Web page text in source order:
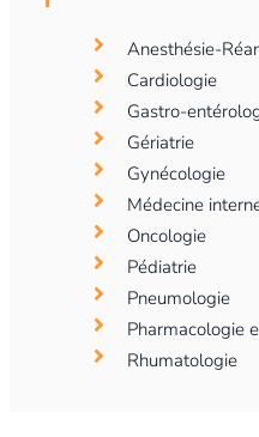
Anesthésie-
Cardiologie
Gastro-
Gériatrie
Gynécologie
Médecine
Oncologie
Pédiatrie
Pneumologie
Pharmacologie
Rhumatologie